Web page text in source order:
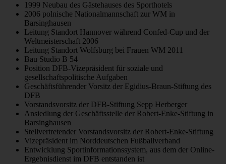
1999 Neubau des Gästehauses des Sporthotels
2006 polnische Nationalmannschaft zur WM in
Barsinghausen
Leitung Standort Hannover während Confed-Cup und der
Weltmeisterschaft 2006
Leitung Standort Wolfsburg bei Frauen WM 2011
Bau Studio B 54
Position DFB-Vizepräsident für soziale und
gesellschaftspolitische Aufgaben
Geschäftsführender Vorsitz der Egidius-Braun-Stiftung des
DFB
Vorstandsvorsitz der DFB-Stiftung Sepp Herberger
Ansiedlung der Geschäftsstelle der Robert-Enke-Stiftung in
Barsinghausen
Stellvertretender Vorstandsvorsitz der Robert-Enke-Stiftung
Vizepräsident im Norddeutschen Fußballverband
Entwicklung Sportinformationssystem, aus dem der Online-
Ergebnisdienst im DFB entstanden ist